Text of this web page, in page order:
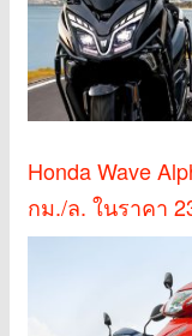
Honda Wave
กม./ล. ในราคา